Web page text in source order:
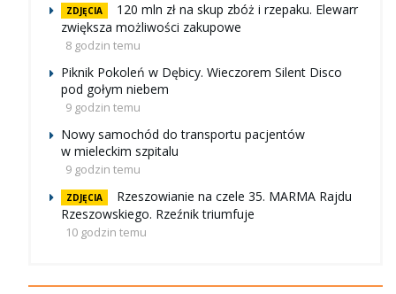
ZDJĘCIA
120 mln zł na skup zbóż i rzepaku. Elewarr
zwiększa możliwości zakupowe
8 godzin temu
Piknik Pokoleń w Dębicy. Wieczorem Silent Disco
pod gołym niebem
9 godzin temu
Nowy samochód do transportu pacjentów
w mieleckim szpitalu
9 godzin temu
ZDJĘCIA
Rzeszowianie na czele 35. MARMA Rajdu
Rzeszowskiego. Rzeźnik triumfuje
10 godzin temu